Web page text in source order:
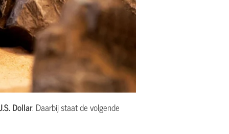
Dollar. Daarbij staat de volgende